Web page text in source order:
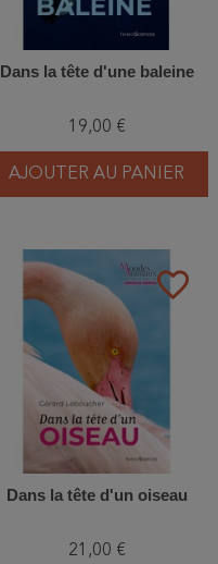
Dans la tête d'une baleine
19,00 €
AJOUTER AU PANIER
favorite_border
Dans la tête d'un oiseau
21,00 €